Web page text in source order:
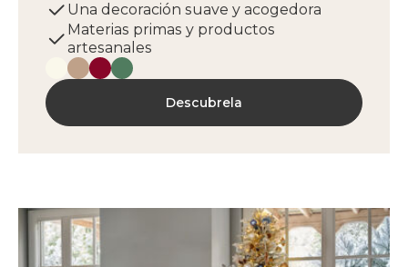
Una decoración suave y acogedora
Materias primas y productos
artesanales
Descubrela